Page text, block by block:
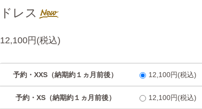
ドレス
12,100円(税込)
予約・XXS（納期約１ヵ月前後） 12,100円(税込)
予約・XS（納期約１ヵ月前後） 12,100円(税込)